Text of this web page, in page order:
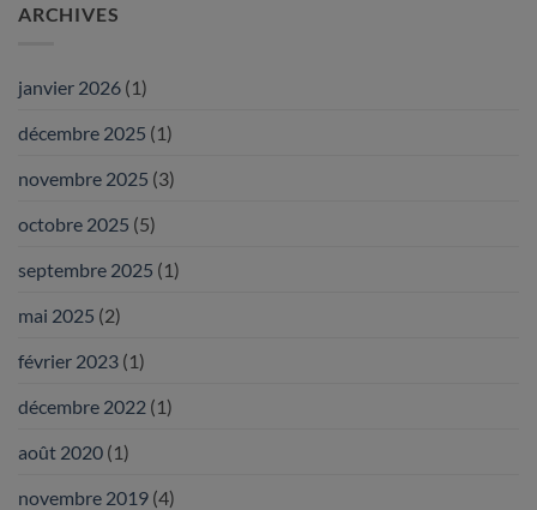
ARCHIVES
janvier 2026 (1)
décembre 2025 (1)
novembre 2025 (3)
octobre 2025 (5)
septembre 2025 (1)
mai 2025 (2)
février 2023 (1)
décembre 2022 (1)
août 2020 (1)
novembre 2019 (4)